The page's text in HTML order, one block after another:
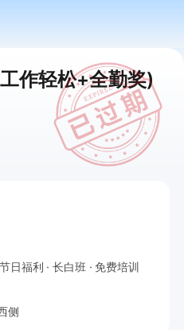
作轻松+全勤奖)
节日福利 长白班
免费培训
侧